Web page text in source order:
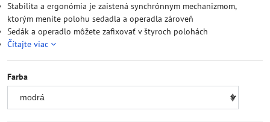
Stabilita a ergonómia je zaistená synchrónnym mechanizmom,
ktorým meníte polohu sedadla a operadla zároveň
Sedák a operadlo môžete zafixovať v štyroch polohách
Čítajte viac
Farba